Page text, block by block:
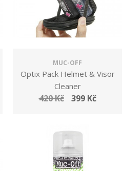
MUC-OFF
Optix Pack Helmet & Visor
Cleaner
420 Kč 399 Kč